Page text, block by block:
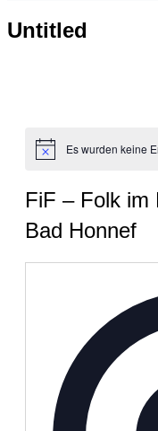
Untitled
HinweisEs wurden keine
FiF – Folk im
Bad Honnef